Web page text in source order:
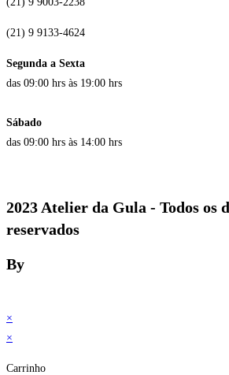
(21) 9 9133-4624
Segunda a Sexta
das 09:00 hrs às 19:00 hrs
Sábado
das 09:00 hrs às 14:00 hrs
2023 Atelier da Gula - Todos os
reservados
By
×
×
Carrinho